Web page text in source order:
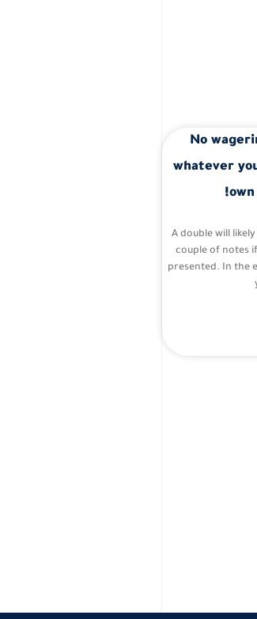
No
whatever
A double will
couple of notes
presented. In the